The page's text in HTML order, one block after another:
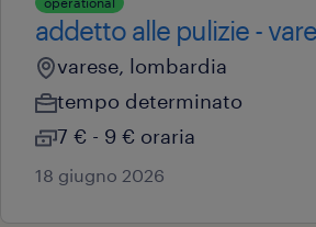
addetto alle pulizie -
varese, lombardia
tempo determinato
7 € - 9 € oraria
18 giugno 2026